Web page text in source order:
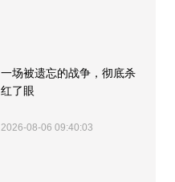
一场被遗忘的战争，彻底杀
红了眼
2026-08-06 09:40:03